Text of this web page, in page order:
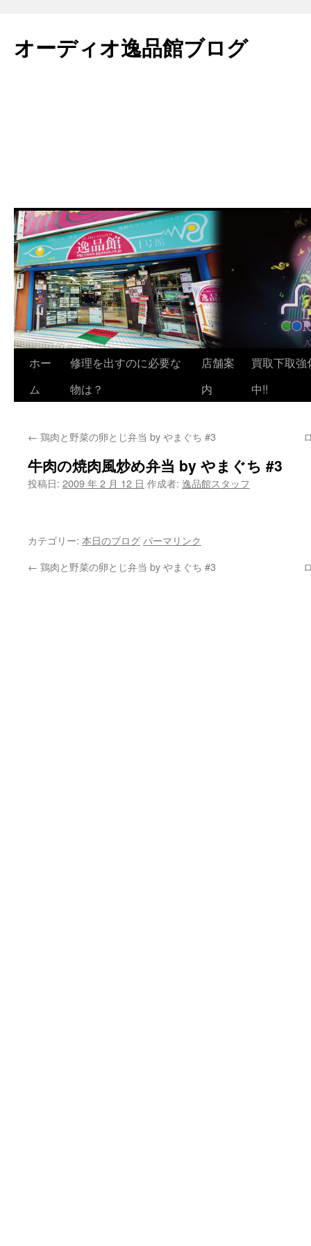
テ
ン
オーディオ逸品館ブログ
ホー
ム
修理を出すのに必要な
物は？
店舗案
内
買取下取強
中!!
← 鶏肉と野菜の卵とじ弁当 by やまぐち #3
牛肉の焼肉風炒め弁当 by やまぐち #3
投稿日: 2009 年 2 月 12 日 作成者: 逸品館スタッフ
カテゴリー: 本日のブログ パーマリンク
← 鶏肉と野菜の卵とじ弁当 by やまぐち #3